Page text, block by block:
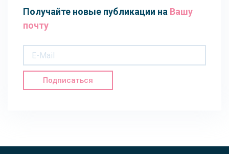
Получайте новые публикации на Вашу
почту
Подписаться